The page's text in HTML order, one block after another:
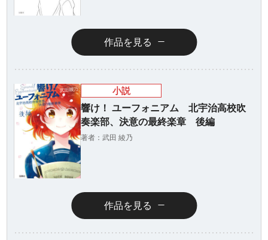
作品を見る
小説
響け！ ユーフォニアム 北宇治高校吹
奏楽部、決意の最終楽章 後編
著者：武田 綾乃
作品を見る